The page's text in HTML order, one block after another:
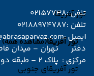
تور آفریقا
تور آفریقا(مشاهده همه)
تور آفریقای جنوبی
تلفن :02157738
تلفن :02188974787
ایمیل :
دفتر
مرکزی :
تهران – میدان
پلاک 2 – طبقه دوم – واحد 201